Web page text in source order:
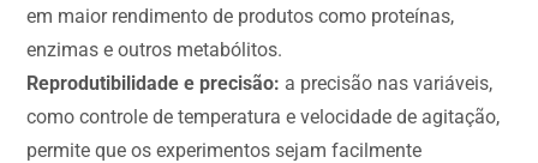
em maior rendimento de produtos como proteínas,
enzimas e outros metabólitos.
Reprodutibilidade e precisão: a precisão nas variáveis,
como controle de temperatura e velocidade de agitação,
permite que os experimentos sejam facilmente